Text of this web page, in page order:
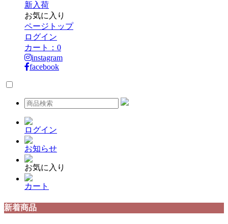
新入荷
お気に入り
ページトップ
ログイン
カート： 0
instagram
facebook
ログイン
お知らせ
お気に入り
カート
新着商品